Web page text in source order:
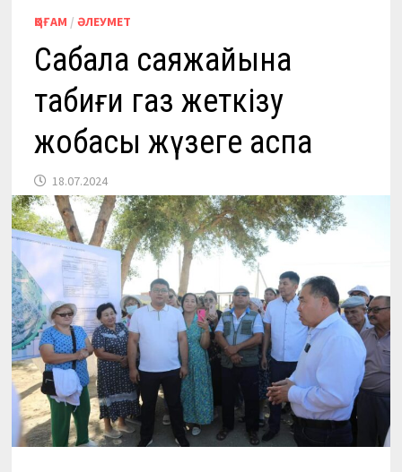
ҚОҒАМ / ӘЛЕУМЕТ
Сабалақ саяжайына
табиғи газ жеткізу
жобасы жүзеге аспақ
18.07.2024